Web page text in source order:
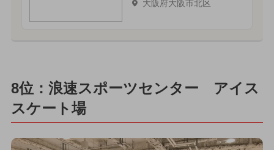
大阪府大阪市北区
8位：浪速スポーツセンター アイス
スケート場